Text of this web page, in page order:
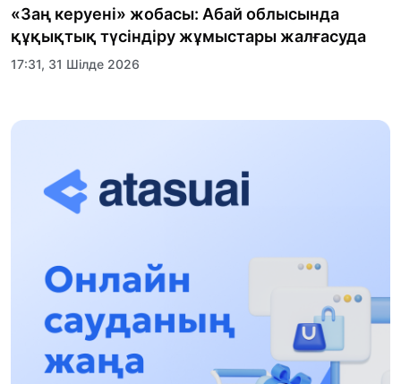
«Заң керуені» жобасы: Абай облысында
құқықтық түсіндіру жұмыстары жалғасуда
17:31, 31 Шілде 2026
Халықаралық «Формула-1 H2O» жарысын
13:13, 30 Шілде 2026
12:01, 28 Шілде 2026
Абзал Достияр: Думан Мұхаметкәрімді
Алматы түрмесіне ауыстыруы мүмкін